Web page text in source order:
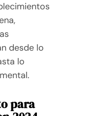
desde lo
lo
para